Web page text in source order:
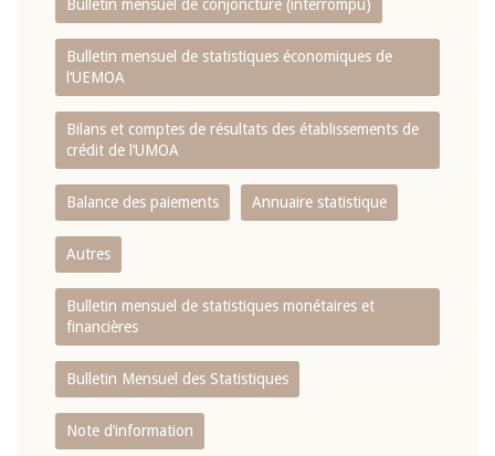
Bulletin mensuel de conjoncture (interrompu)
Bulletin mensuel de statistiques économiques de
l‘UEMOA
Bilans et comptes de résultats des établissements de
crédit de l‘UMOA
Balance des paiements Annuaire statistique
Autres
Bulletin mensuel de statistiques monétaires et
financières
Bulletin Mensuel des Statistiques
Note d’information